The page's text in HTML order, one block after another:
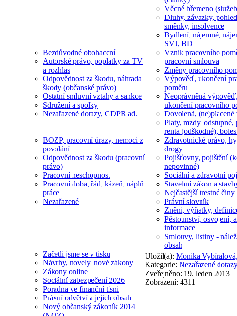
Věcné břemeno
Dluhy, závazky,
směnky, insolvence
Bydlení, nájemné,
SVJ, BD
Bezdůvodné obohacení
Autorské právo, poplatky za TV
a rozhlas
Odpovědnost za škodu, náhrada
škody (občanské právo)
Ostatní smluvní vztahy a sankce
Sdružení a spolky
Nezařazené dotazy, GDPR ad.
Vznik pracovního
pracovní smlouva
Změny pracovního
Výpověď, ukončení
poměru
Neoprávněná
ukončení pracovního
Dovolená, (ne)placené
Platy, mzdy, odstupné,
renta (odškodné),
BOZP, pracovní úrazy, nemoci z
povolání
Odpovědnost za škodu (pracovní
právo)
Pracovní neschopnost
Pracovní doba, řád, kázeň, náplň
práce
Nezařazené
Zdravotnické právo,
drogy
Pojišťovny, pojištění
nepovinné)
Sociální a zdravotní
Stavební zákon a
Nejčastější trestné činy
Právní slovník
Znění, výňatky,
Pěstounství, osvojení,
informace
Smlouvy, listiny -
obsah
Začetli jsme se v tisku
Návrhy, novely, nové zákony
Zákony online
Sociální zabezpečení 2026
Poradna ve finanční tísni
Právní odvětví a jejich obsah
Nový občanský zákoník 2014
Uložil(a): Monika
Kategorie: Nezařazené
Zveřejněno: 19. leden 2013
Zobrazení: 4311